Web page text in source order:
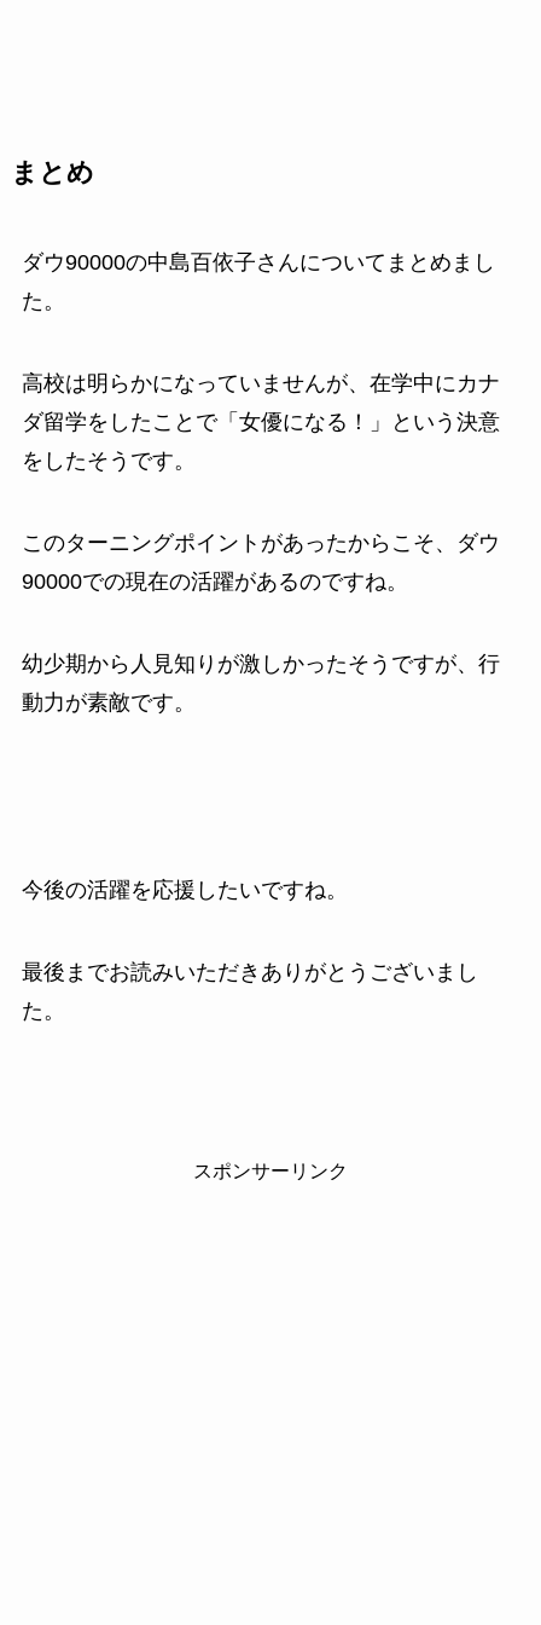
まとめ
ダウ90000の中島百依子さんについてまとめまし
た。
高校は明らかになっていませんが、在学中にカナ
ダ留学をしたことで「女優になる！」という決意
をしたそうです。
このターニングポイントがあったからこそ、ダウ
90000での現在の活躍があるのですね。
幼少期から人見知りが激しかったそうですが、行
動力が素敵です。
今後の活躍を応援したいですね。
最後までお読みいただきありがとうございまし
た。
スポンサーリンク